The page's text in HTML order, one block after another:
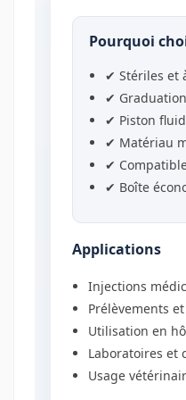
Pourquoi
✔ Stériles et
✔
✔ Piston
✔ Matériau
✔
✔ Boîte
Applications
Injections
Prélèvements
Utilisation en
Laboratoires et
Usage